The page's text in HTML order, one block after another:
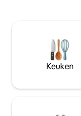
keuken is voorzien
apparatuur. De
van een douche,
handdoeken en
Keuken